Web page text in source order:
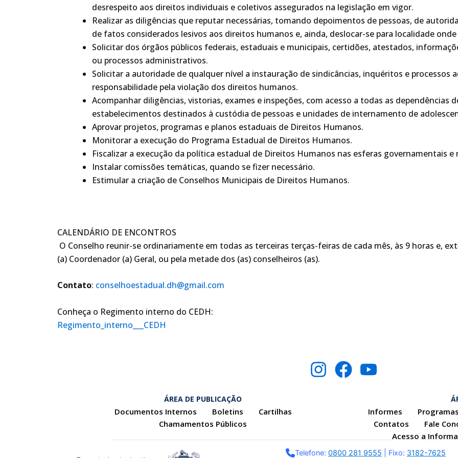
desrespeito aos direitos individuais e coletivos assegurados na legislação em vigor.
Realizar as diligências que reputar necessárias, tomando depoimentos de pessoas, de
de fatos considerados lesivos aos direitos humanos e, ainda, deslocar-se para localidade
Solicitar dos órgãos públicos federais, estaduais e municipais, certidões, atestados,
ou processos administrativos.
Solicitar a autoridade de qualquer nível a instauração de sindicâncias, inquéritos e processos
responsabilidade pela violação dos direitos humanos.
Acompanhar diligências, vistorias, exames e inspeções, com acesso a todas as dependências
estabelecimentos destinados à custódia de pessoas e unidades de internamento de
Aprovar projetos, programas e planos estaduais de Direitos Humanos.
Monitorar a execução do Programa Estadual de Direitos Humanos.
Fiscalizar a execução da política estadual de Direitos Humanos nas esferas governamentais
Instalar comissões temáticas, quando se fizer necessário.
Estimular a criação de Conselhos Municipais de Direitos Humanos.
CALENDÁRIO DE ENCONTROS
O Conselho reunir-se ordinariamente em todas as terceiras terças-feiras de cada mês, às 9 horas e,
(a) Coordenador (a) Geral, ou pela metade dos (as) conselheiros (as).
Contato: conselhoestadual.dh@gmail.com
Conheça o Regimento interno do CEDH:
Regimento_interno___CEDH
I
n
a
g
F
a
b
o
Y
t
u
b
ÁREA DE PUBLICAÇÃO
Documentos Internos Boletins
Cartilhas
Chamamentos Públicos
Informes
Contatos
Fale
Acesso a
Telefone: 0800 281 9555 | Fixo: 3182-7625